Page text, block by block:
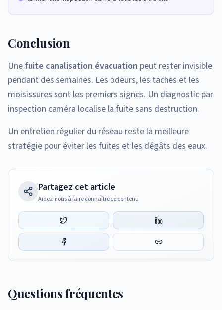
Conclusion
Unefuite canalisation évacuation peut rester invisible
pendant des semaines. Les odeurs, les taches et les
moisissures sont les premiers signes. Un diagnostic par
inspection caméra localise la fuite sans destruction.
Un entretien régulier du réseau reste la meilleure
stratégie pour éviter les fuites et les dégâts des eaux.
Partagez cet article
Aidez-nous à faire connaître ce contenu
Questions fréquentes